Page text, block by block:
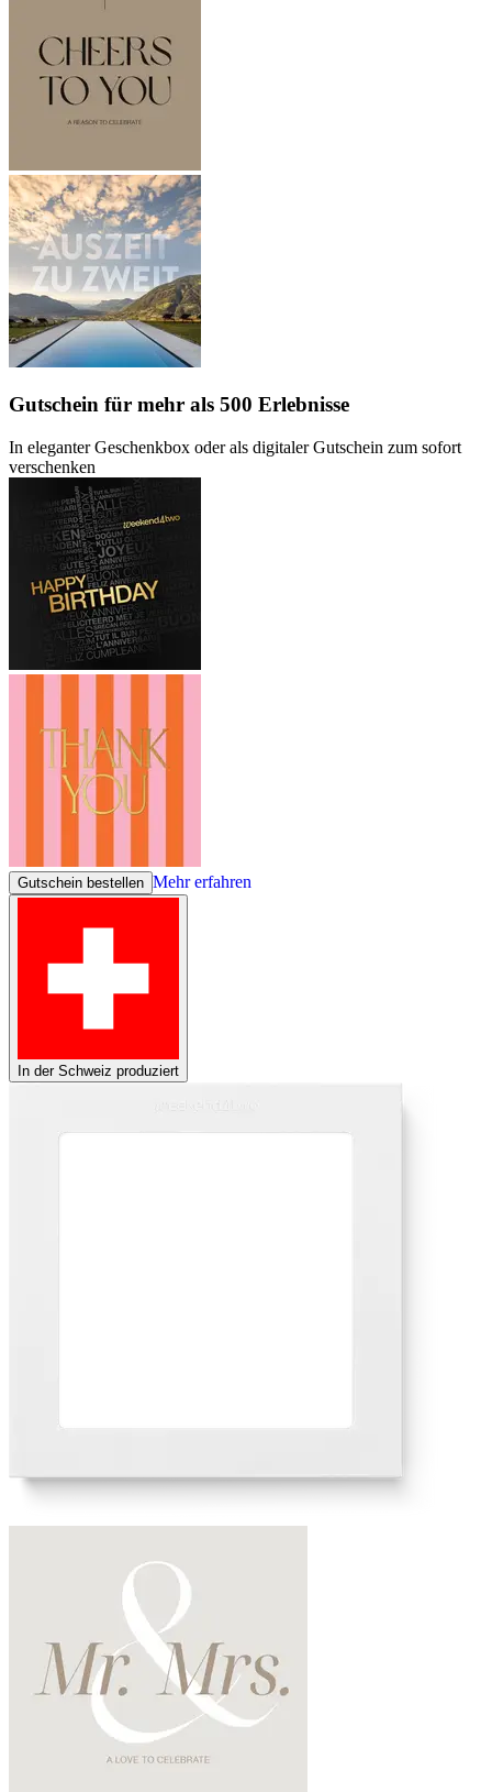
Gutschein für mehr als 500 Erlebnisse
In eleganter Geschenkbox oder als digitaler Gutschein zum sofort
verschenken
Gutschein bestellen Mehr erfahren
In der Schweiz produziert